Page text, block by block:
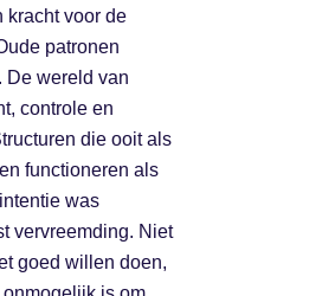
kracht voor de
patronen
De wereld van
controle en
die ooit als
functioneren als
was
vervreemding. Niet
goed willen doen,